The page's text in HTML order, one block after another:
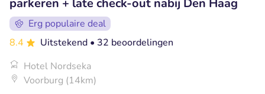
parkeren + late check-out nabij Den Haag
Erg populaire deal
8.4
Uitstekend • 32 beoordelingen
Hotel Nordseka
Voorburg (14km)